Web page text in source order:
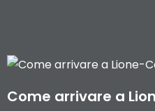
Come arrivare a